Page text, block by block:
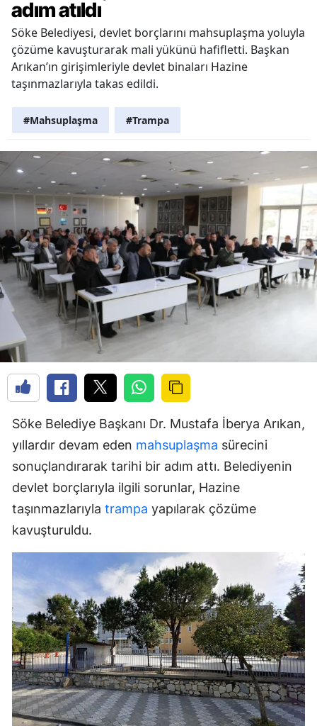
adım atıldı
Söke Belediyesi, devlet borçlarını mahsuplaşma yoluyla
çözüme kavuşturarak mali yükünü hafifletti. Başkan
Arıkan’ın girişimleriyle devlet binaları Hazine
taşınmazlarıyla takas edildi.
#Mahsuplaşma #Trampa
Söke Belediye Başkanı Dr. Mustafa İberya Arıkan,
yıllardır devam eden mahsuplaşma sürecini
sonuçlandırarak tarihi bir adım attı. Belediyenin
devlet borçlarıyla ilgili sorunlar, Hazine
taşınmazlarıyla trampa yapılarak çözüme
kavuşturuldu.